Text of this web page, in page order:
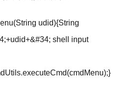
udid){String
shell input